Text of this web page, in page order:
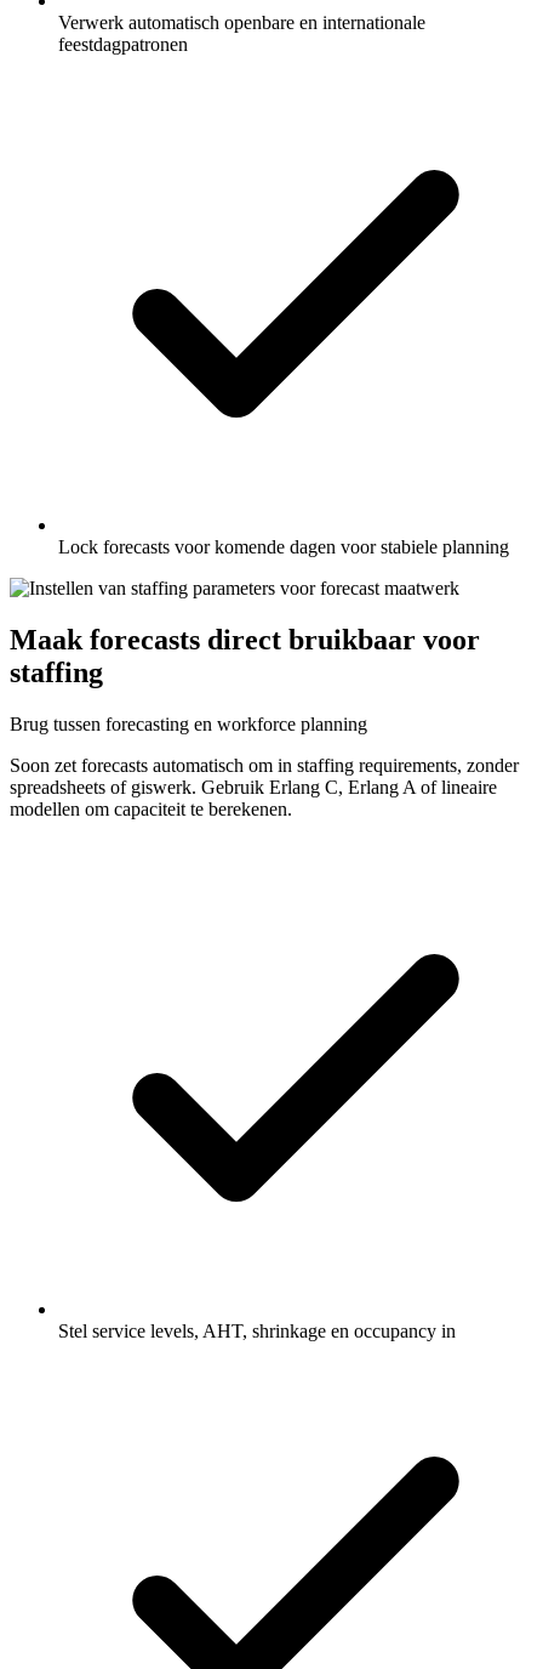
Verwerk automatisch openbare en internationale
feestdagpatronen
Lock forecasts voor komende dagen voor stabiele planning
Maak forecasts direct bruikbaar voor
staffing
Brug tussen forecasting en workforce planning
Soon zet forecasts automatisch om in staffing requirements, zonder
spreadsheets of giswerk. Gebruik Erlang C, Erlang A of lineaire
modellen om capaciteit te berekenen.
Stel service levels, AHT, shrinkage en occupancy in